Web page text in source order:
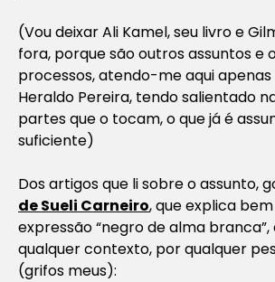
(Vou deixar Ali Kamel, seu livro e
fora, porque são outros assuntos e
processos, atendo-me aqui
Heraldo Pereira, tendo salientado
partes que o tocam, o que já é
suficiente)
Dos artigos que li sobre o assunto,
de Sueli Carneiro, que explica
expressão “negro de alma
qualquer contexto, por qualquer
(grifos meus):